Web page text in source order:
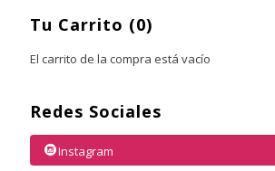
Tu Carrito (0)
El carrito de la compra está vacío
Redes Sociales
Instagram